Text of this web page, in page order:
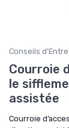
Conseils
Courroie
le
assistée
Courroie